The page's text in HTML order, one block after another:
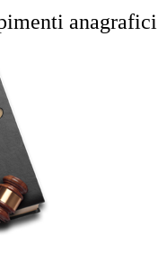
anagrafici